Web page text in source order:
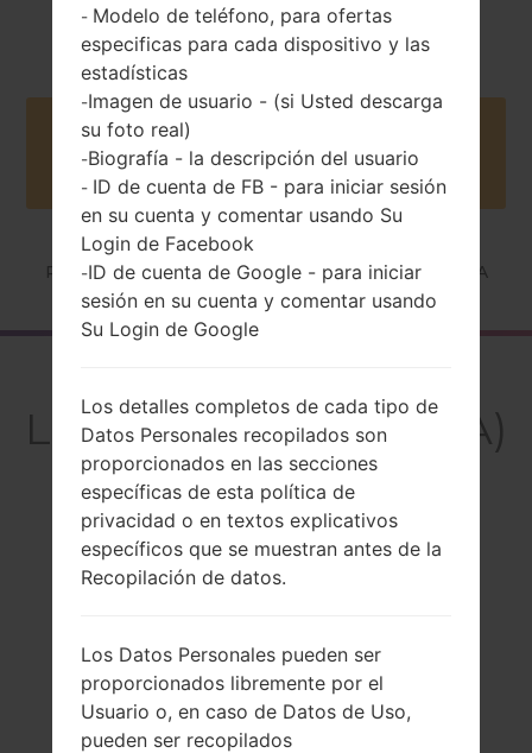
Unknown
Buy accessories on Amazon
Página principal →Serie →LG Others →LGGB190A
El resumen
LGGB190A(LGGB190A)
Comparar
- Modelo de teléfono, para ofertas
especificas para cada dispositivo y las
estadísticas
-Imagen de usuario - (si Usted descarga
su foto real)
-Biografía - la descripción del usuario
- ID de cuenta de FB - para iniciar sesión
en su cuenta y comentar usando Su
Login de Facebook
-ID de cuenta de Google - para iniciar
sesión en su cuenta y comentar usando
Su Login de Google
Los detalles completos de cada tipo de
Datos Personales recopilados son
proporcionados en las secciones
específicas de esta política de
privacidad o en textos explicativos
específicos que se muestran antes de la
Recopilación de datos.
Los Datos Personales pueden ser
proporcionados libremente por el
Usuario o, en caso de Datos de Uso,
pueden ser recopilados